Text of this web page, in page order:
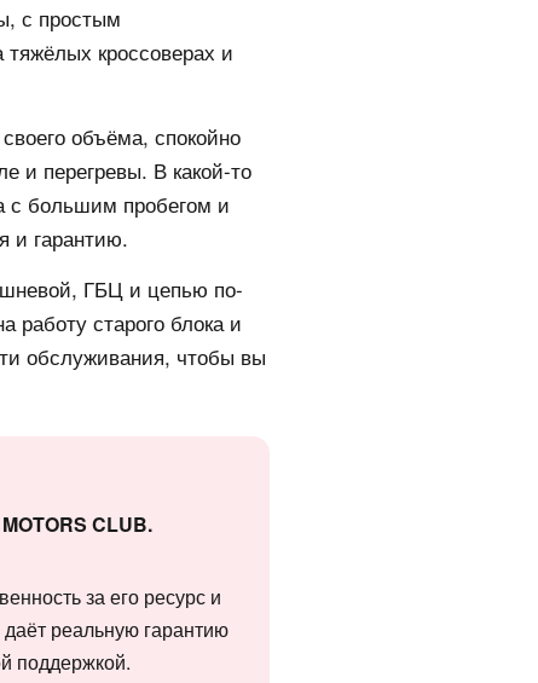
с простым
кроссоверах и
объёма, спокойно
и перегревы. В какой-то
с большим пробегом и
и гарантию.
ГБЦ и цепью по-
работу старого блока и
обслуживания, чтобы вы
CLUB.
за его ресурс и
реальную гарантию
поддержкой.